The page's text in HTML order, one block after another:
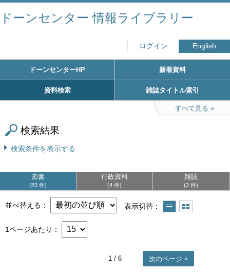
ドーンセンター 情報ライブラリー
ログイン English
ドーンセンターHP 新着資料
資料検索 雑誌タイトル索引
すべて見る
検索結果
検索条件を表示する
図書
83 件
行政資料
4 件
雑誌
2 件
並べ替える 表示切替
1ページあたり
1 / 6 次のページ